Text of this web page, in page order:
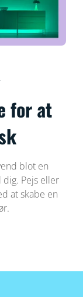
for at
blot en
dig. Pejs eller
at skabe en